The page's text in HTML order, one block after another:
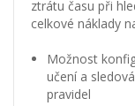
ztrátu času při
celkové náklady
Možnost
učení a
pravidel